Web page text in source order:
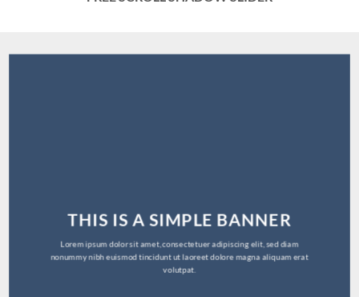
THIS IS A SIMPLE BANNER
Lorem ipsum dolor sit amet, consectetuer adipiscing elit, sed diam
nonummy nibh euismod tincidunt ut laoreet dolore magna aliquam erat
volutpat.